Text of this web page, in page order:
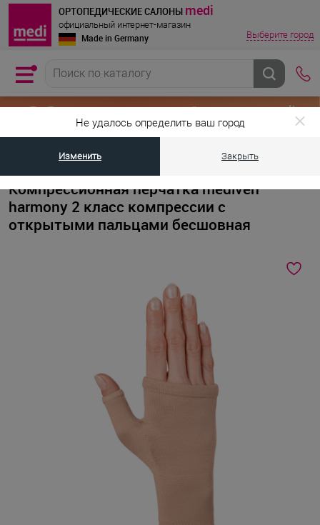
Не удалось определить ваш город
Изменить Закрыть
ОРТОПЕДИЧЕСКИЕ САЛОНЫ medi
официальный интернет-магазин
Made in Germany Выберите город
Главная страница • Компрессионный трикотаж
Компрессионная перчатка mediven
harmony 2 класс компрессии с
открытыми пальцами бесшовная